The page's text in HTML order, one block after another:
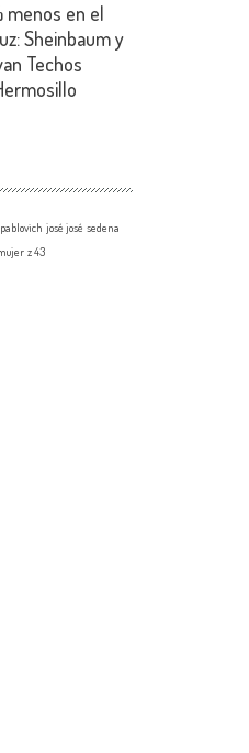
menos en el
Sheinbaum y
Techos
josé josé sedena
z 43